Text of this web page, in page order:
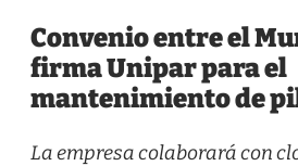
Convenio entre el
firma Unipar para el
mantenimiento de
La empresa colaborará con